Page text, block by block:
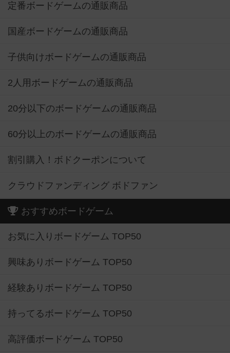
定番ボードゲームの通販商品
国産ボードゲームの通販商品
子供向けボードゲームの通販商品
2人用ボードゲームの通販商品
20分以下のボードゲームの通販商品
60分以上のボードゲームの通販商品
割引購入！ボドクーポンについて
クラウドファンディング ボドファン
おすすめボードゲーム
お気に入りボードゲーム TOP50
興味ありボードゲーム TOP50
経験ありボードゲーム TOP50
持ってるボードゲーム TOP50
高評価ボードゲーム TOP50